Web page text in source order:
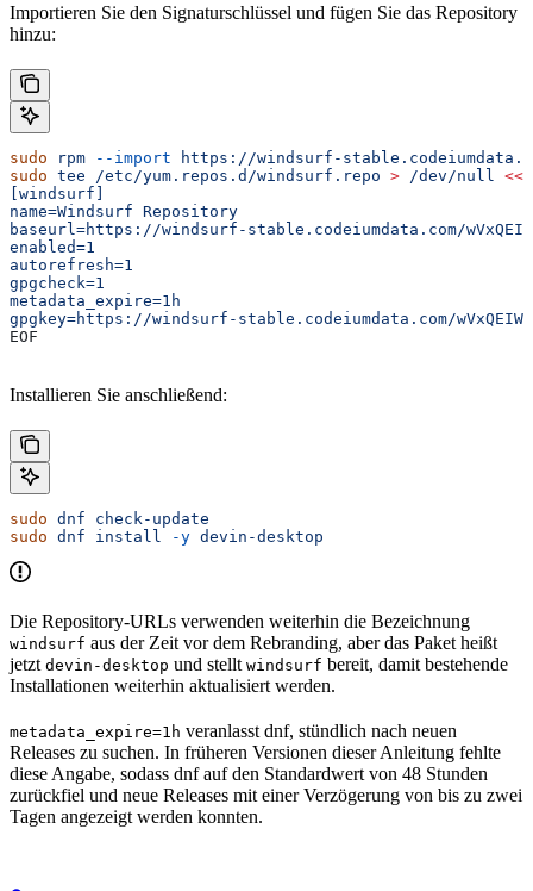
Importieren Sie den Signaturschlüssel und fügen Sie das Repository
hinzu:
sudo rpm --import https://windsurf-stable.codeiumdata.com/
sudo tee /etc/yum.repos.d/windsurf.repo > /dev/null <<
[windsurf]
name=Windsurf Repository
baseurl=https://windsurf-stable.codeiumdata.com/
enabled=1
autorefresh=1
gpgcheck=1
metadata_expire=1h
gpgkey=https://windsurf-stable.codeiumdata.com/
EOF
Installieren Sie anschließend:
sudo dnf check-update
sudo dnf install -y devin-desktop
Die Repository-URLs verwenden weiterhin die Bezeichnung
windsurf aus der Zeit vor dem Rebranding, aber das Paket heißt
jetzt devin-desktop und stellt windsurf bereit, damit bestehende
Installationen weiterhin aktualisiert werden.
metadata_expire=1h veranlasst dnf, stündlich nach neuen
Releases zu suchen. In früheren Versionen dieser Anleitung fehlte
diese Angabe, sodass dnf auf den Standardwert von 48 Stunden
zurückfiel und neue Releases mit einer Verzögerung von bis zu zwei
Tagen angezeigt werden konnten.